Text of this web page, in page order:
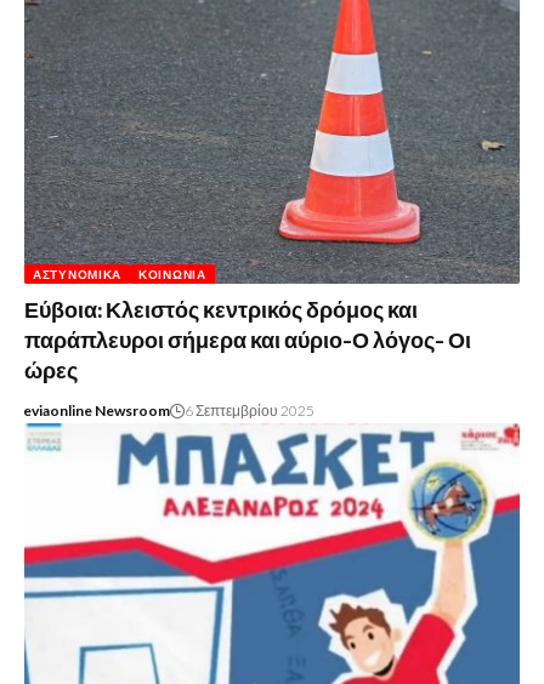
ΑΣΤΥΝΟΜΙΚΆ ΚΟΙΝΩΝΊΑ
Εύβοια: Κλειστός κεντρικός δρόμος και
παράπλευροι σήμερα και αύριο-Ο λόγος- Οι
ώρες
eviaonline Newsroom 6 Σεπτεμβρίου 2025